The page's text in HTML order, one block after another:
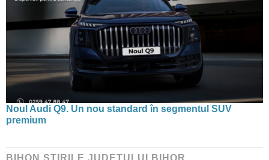
Noul Audi Q9. Un nou standard în segmentul SUV
premium
BIHON ŞTIRILE JUDEŢULUI BIHOR